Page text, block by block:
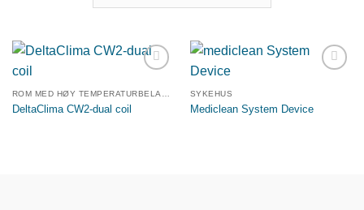
ønskelisteROM MED HØY TEMPERATURBELASTNING
DeltaClima CW2-dual coil
SYKEHUS
Mediclean System Device